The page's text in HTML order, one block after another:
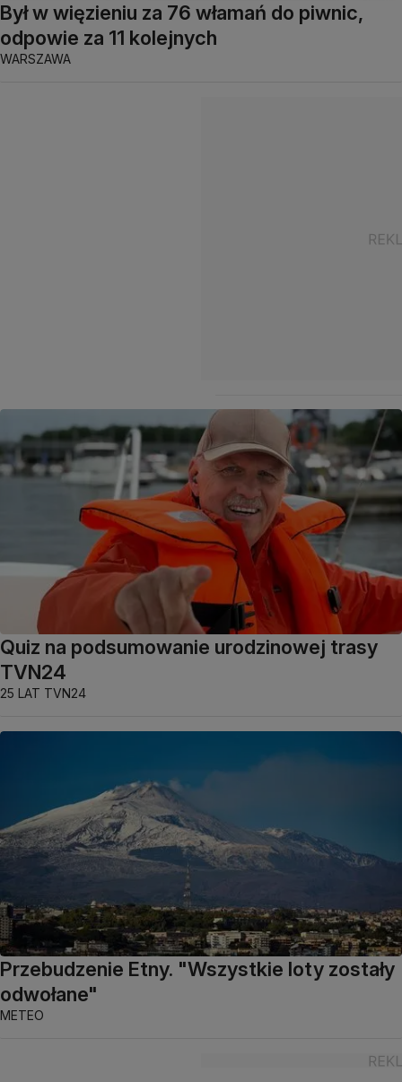
Był w więzieniu za 76 włamań do piwnic,
odpowie za 11 kolejnych
WARSZAWA
Quiz na podsumowanie urodzinowej trasy
TVN24
25 LAT TVN24
Przebudzenie Etny. "Wszystkie loty zostały
odwołane"
METEO